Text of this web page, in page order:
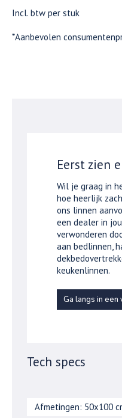
Incl. btw per stuk
*Aanbevolen
Eerst zien
Wil je graag in
hoe heerlijk
ons linnen
een dealer in
verwonderen
aan bedlinnen,
keukenlinnen.
Ga langs in
Tech specs
Afmetingen: 50x100